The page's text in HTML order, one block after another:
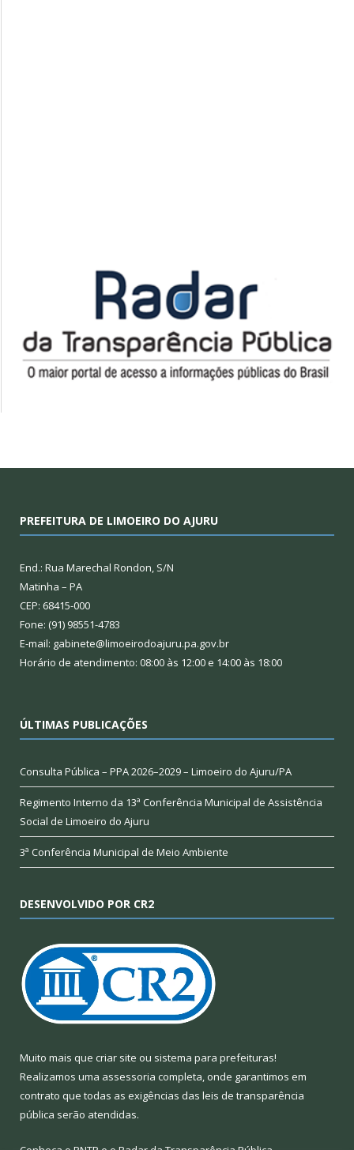
PREFEITURA DE LIMOEIRO DO AJURU
End.: Rua Marechal Rondon, S/N
Matinha – PA
CEP: 68415-000
Fone: (91) 98551-4783
E-mail: gabinete@limoeirodoajuru.pa.gov.br
Horário de atendimento: 08:00 às 12:00 e 14:00 às 18:00
ÚLTIMAS PUBLICAÇÕES
Consulta Pública – PPA 2026–2029 – Limoeiro do Ajuru/PA
Regimento Interno da 13ª Conferência Municipal de Assistência
Social de Limoeiro do Ajuru
3ª Conferência Municipal de Meio Ambiente
DESENVOLVIDO POR CR2
Muito mais que criar site ou sistema para prefeituras!
Realizamos uma assessoria completa, onde garantimos em
contrato que todas as exigências das leis de transparência
pública serão atendidas.